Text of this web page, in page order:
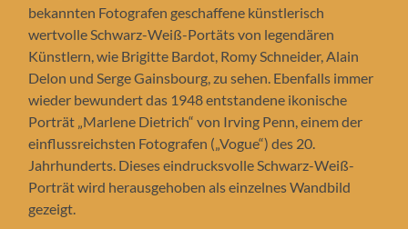
bekannten Fotografen geschaffene künstlerisch
wertvolle Schwarz-Weiß-Portäts von legendären
Künstlern, wie Brigitte Bardot, Romy Schneider, Alain
Delon und Serge Gainsbourg, zu sehen. Ebenfalls immer
wieder bewundert das 1948 entstandene ikonische
Porträt „Marlene Dietrich“ von Irving Penn, einem der
einflussreichsten Fotografen („Vogue“) des 20.
Jahrhunderts. Dieses eindrucksvolle Schwarz-Weiß-
Porträt wird herausgehoben als einzelnes Wandbild
gezeigt.